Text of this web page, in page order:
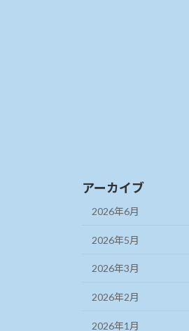
アーカイブ
2026年6月
2026年5月
2026年3月
2026年2月
2026年1月